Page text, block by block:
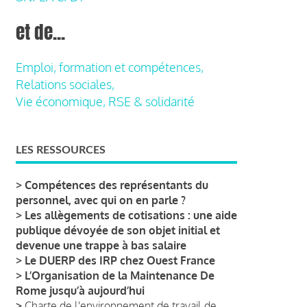
et de...
Emploi, formation et compétences,
Relations sociales,
Vie économique, RSE & solidarité
LES RESSOURCES
> Compétences des représentants du
personnel, avec qui on en parle ?
> Les allègements de cotisations : une aide
publique dévoyée de son objet initial et
devenue une trappe à bas salaire
> Le DUERP des IRP chez Ouest France
> L’Organisation de la Maintenance De
Rome jusqu’à aujourd’hui